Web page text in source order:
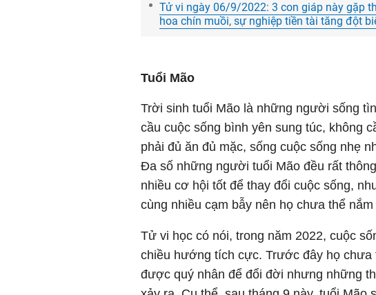
Tử vi ngày 06/9/2022: 3 con giáp này gặp
hoa chín muồi, sự nghiệp tiền tài tăng đột
Tuổi Mão
Trời sinh tuổi Mão là những người sống
cầu cuộc sống bình yên sung túc, không
phải đủ ăn đủ mặc, sống cuộc sống nhẹ
Đa số những người tuổi Mão đều rất
nhiều cơ hội tốt để thay đổi cuộc sống,
cùng nhiều cạm bẫy nên họ chưa thể
Tử vi học có nói, trong năm 2022, cuộc
chiều hướng tích cực. Trước đây họ
được quý nhân để đổi đời nhưng những